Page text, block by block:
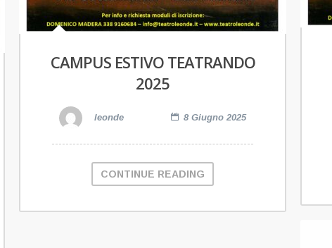
CAMPUS ESTIVO TEATRANDO
2025
leonde 8 Giugno 2025
CONTINUE READING